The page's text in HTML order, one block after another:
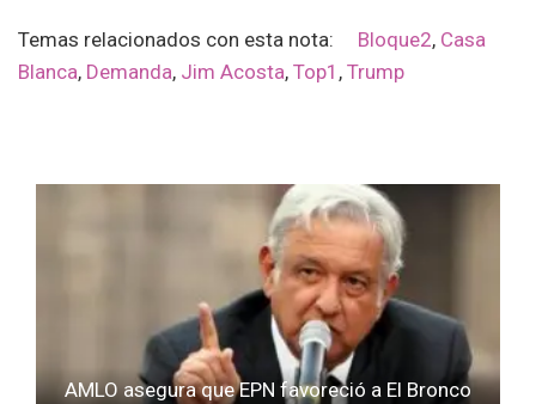
Temas relacionados con esta nota: Bloque2, Casa
Blanca, Demanda, Jim Acosta, Top1 , Trump
AMLO asegura que EPN favoreció a El Bronco